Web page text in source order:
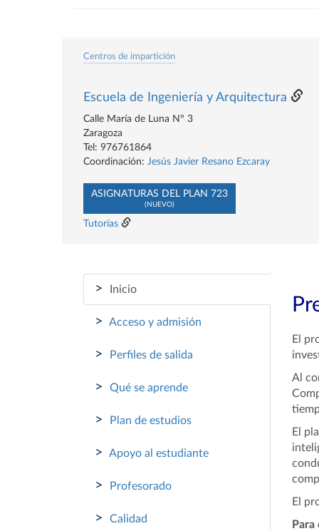
Centros de impartición
Escuela de Ingeniería y Arquitectura
Calle María de Luna Nº 3
Zaragoza
Tel: 976761864
Coordinación: Jesús Javier Resano Ezcaray
ASIGNATURAS DEL PLAN 723
(NUEVO)
Tutorías
> Inicio
> Acceso y admisión
> Perfiles de salida
> Qué se aprende
> Plan de estudios
> Apoyo al estudiante
> Profesorado
> Calidad
El
Al
El
El